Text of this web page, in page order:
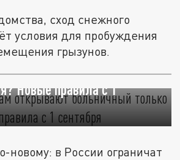
сход снежного
условия для пробуждения
грызунов.
открывают больничный
Новые правила с 1
новому: в России ограничат